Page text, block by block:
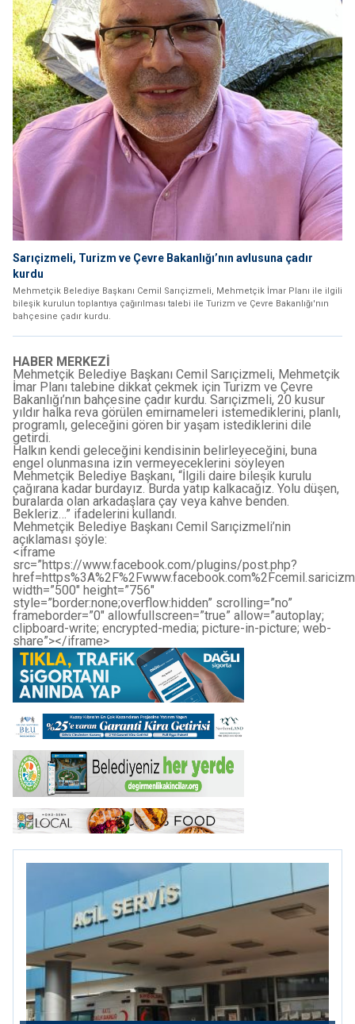
Sarıçizmeli, Turizm ve Çevre Bakanlığı’nın avlusuna çadır
kurdu
Mehmetçik Belediye Başkanı Cemil Sarıçizmeli, Mehmetçik İmar Planı ile ilgili
bileşik kurulun toplantıya çağırılması talebi ile Turizm ve Çevre Bakanlığı'nın
bahçesine çadır kurdu.
HABER MERKEZİ
Mehmetçik Belediye Başkanı Cemil Sarıçizmeli, Mehmetçik
İmar Planı talebine dikkat çekmek için Turizm ve Çevre
Bakanlığı’nın bahçesine çadır kurdu. Sarıçizmeli, 20 kusur
yıldır halka reva görülen emirnameleri istemediklerini, planlı,
programlı, geleceğini gören bir yaşam istediklerini dile
getirdi.
Halkın kendi geleceğini kendisinin belirleyeceğini, buna
engel olunmasına izin vermeyeceklerini söyleyen
Mehmetçik Belediye Başkanı, “İlgili daire bileşik kurulu
çağırana kadar burdayız. Burda yatıp kalkacağız. Yolu düşen,
buralarda olan arkadaşlara çay veya kahve benden.
Bekleriz…” ifadelerini kullandı.
Mehmetçik Belediye Başkanı Cemil Sarıçizmeli’nin
açıklaması şöyle:
<iframe
src=”https://www.facebook.com/plugins/post.php?
width=”500″ height=”756″
style=”border:none;overflow:hidden” scrolling=”no”
frameborder=”0″ allowfullscreen=”true” allow=”autoplay;
clipboard-write; encrypted-media; picture-in-picture; web-
share”></iframe>